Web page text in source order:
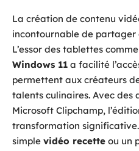
La création de contenu
incontournable de partager
L’essor des tablettes
Windows 11 a facilité
permettent aux créateurs
talents culinaires. Avec des
Microsoft Clipchamp,
transformation
simple vidéo recette ou un